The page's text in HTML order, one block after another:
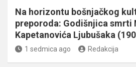
Na horizontu bošnjačkog
preporoda: Godišnjica smrti
Kapetanovića Ljubušaka
1 sedmica ago Redakcija